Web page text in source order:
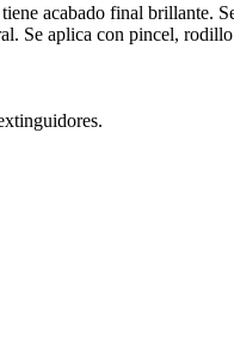
acabado final
Se aplica con pincel,